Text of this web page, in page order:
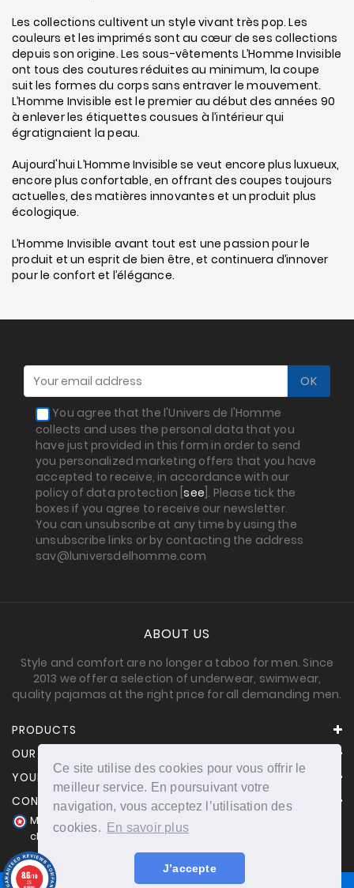
Ce site utilise des cookies pour vous offrir le
meilleur service. En poursuivant votre
navigation, vous acceptez l’utilisation des
cookies.
En savoir plus
J’accepte
Les collections cultivent un style vivant très pop. Les
couleurs et les imprimés sont au cœur de ses collections
depuis son origine. Les sous-vêtements L’Homme Invisible
ont tous des coutures réduites au minimum, la coupe
suit les formes du corps sans entraver le mouvement.
L’Homme Invisible est le premier au début des années 90
à enlever les étiquettes cousues à l’intérieur qui
égratignaient la peau.
Aujourd'hui L’Homme Invisible se veut encore plus luxueux,
encore plus confortable, en offrant des coupes toujours
actuelles, des matières innovantes et un produit plus
écologique.
L’Homme Invisible avant tout est une passion pour le
produit et un esprit de bien être, et continuera d’innover
pour le confort et l’élégance.
You agree that the l'Univers de l'Homme
collects and uses the personal data that you
have just provided in this form in order to send
you personalized marketing offers that you have
accepted to receive, in accordance with our
policy of data protection [see ]. Please tick the
boxes if you agree to receive our newsletter.
You can unsubscribe at any time by using the
unsubscribe links or by contacting the address
sav@luniversdelhomme.com
ABOUT US
Style and comfort are no longer a taboo for men. Since
2013 we offer a selection of underwear, swimwear,
quality pajamas at the right price for all demanding men.
PRODUCTS
OUR COMPANY
YOUR ACCOUNT
CONTACT INFORMATION
Merchant approved by Guaranteed Reviews Company,
clic here to display attestation
8.6/10
25